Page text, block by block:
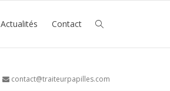
Actualités Contact
contact@traiteurpapilles.com